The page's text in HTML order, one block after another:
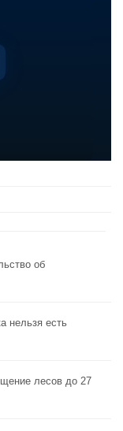
об
нельзя есть
лесов до 27